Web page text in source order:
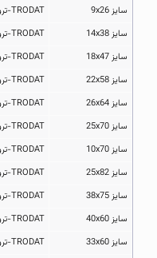
سایز 9x26
TRODAT-ترودات
سایز 14x38
TRODAT-ترودات
سایز 18x47
TRODAT-ترودات
سایز 22x58
TRODAT-ترودات
سایز 26x64
TRODAT-ترودات
سایز 25x70
TRODAT-ترودات
سایز 10x70
TRODAT-ترودات
سایز 25x82
TRODAT-ترودات
سایز 38x75
TRODAT-ترودات
سایز 40x60
TRODAT-ترودات
سایز 33x60
TRODAT-ترودات